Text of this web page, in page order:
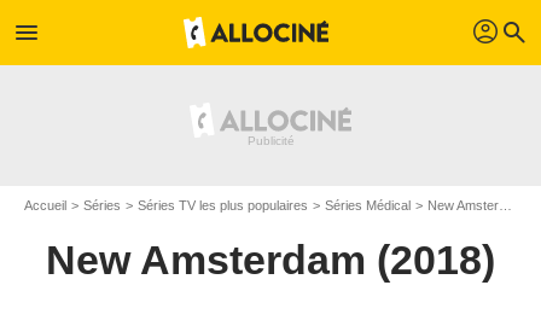
menu profil search
Accueil Séries Séries TV les plus populaires Séries Médical New Amsterdam (2018)
New Amsterdam (2018)